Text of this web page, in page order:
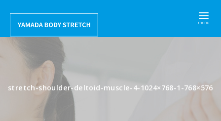
テ
stretch-shoulder-deltoid-muscle-4-1024×768-1-768×576